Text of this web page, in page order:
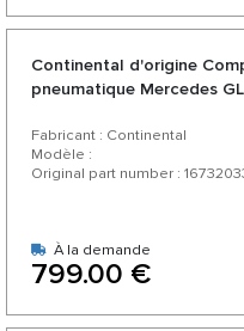
Continental d'origine
pneumatique Mercedes
Fabricant : Continental
Modèle :
Original part number :
À la demande
799.00 €